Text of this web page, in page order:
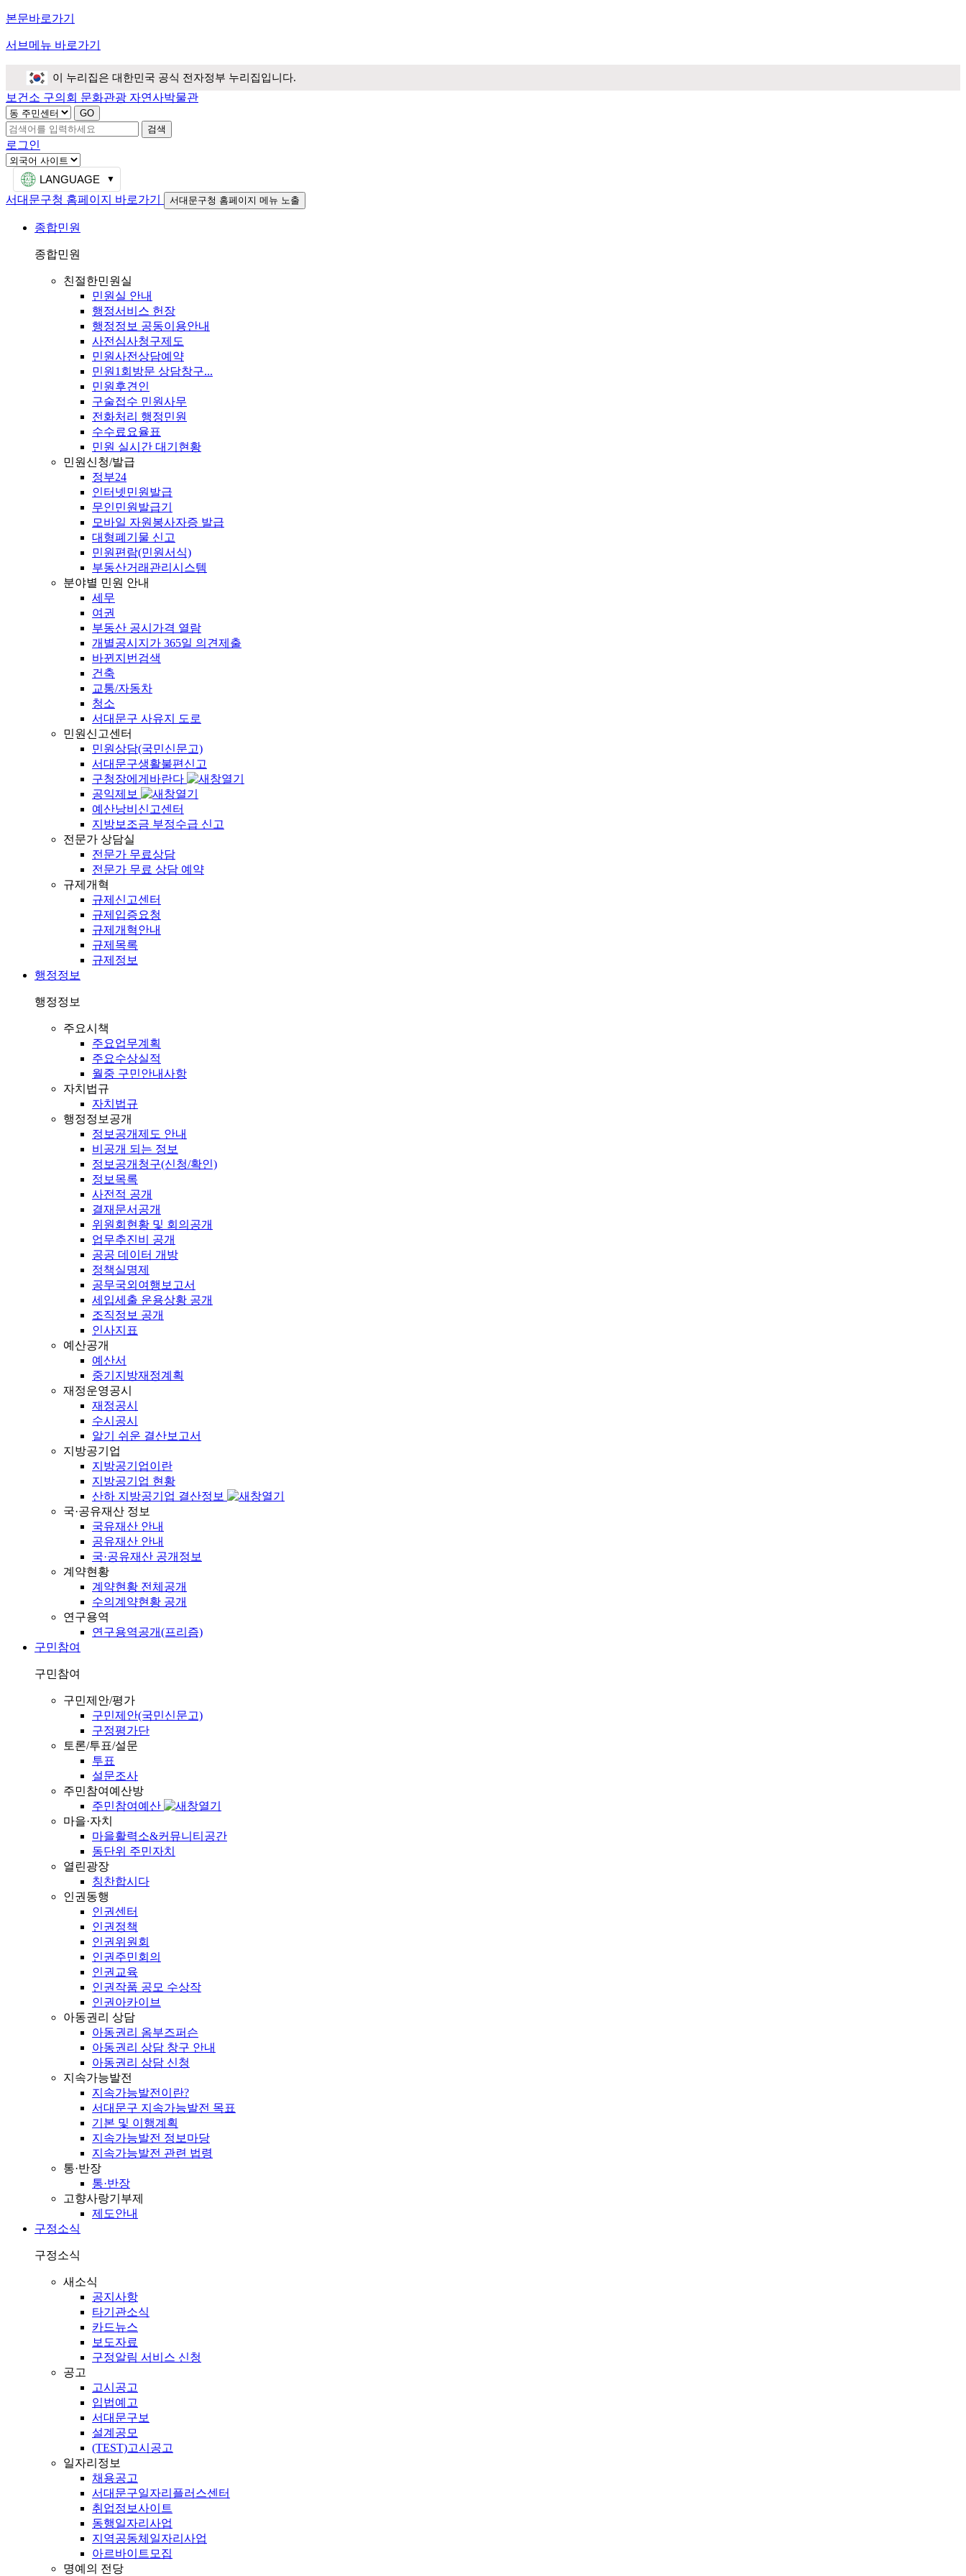
본문바로가기
서브메뉴 바로가기
이 누리집은 대한민국 공식 전자정부 누리집입니다.
보건소 구의회 문화관광 자연사박물관
검색
로그인
LANGUAGE
서대문구청 홈페이지 바로가기
서대문구청 홈페이지 메뉴 노출
종합민원
종합민원
친절한민원실
민원실 안내
행정서비스 헌장
행정정보 공동이용안내
사전심사청구제도
민원사전상담예약
민원1회방문 상담창구...
민원후견인
구술접수 민원사무
전화처리 행정민원
수수료요율표
민원 실시간 대기현황
민원신청/발급
정부24
인터넷민원발급
무인민원발급기
모바일 자원봉사자증 발급
대형폐기물 신고
민원편람(민원서식)
부동산거래관리시스템
분야별 민원 안내
세무
여권
부동산 공시가격 열람
개별공시지가 365일 의견제출
바뀐지번검색
건축
교통/자동차
청소
서대문구 사유지 도로
민원신고센터
민원상담(국민신문고)
서대문구생활불편신고
구청장에게바란다
공익제보
예산낭비신고센터
지방보조금 부정수급 신고
전문가 상담실
전문가 무료상담
전문가 무료 상담 예약
규제개혁
규제신고센터
규제입증요청
규제개혁안내
규제목록
규제정보
행정정보
행정정보
주요시책
주요업무계획
주요수상실적
월중 구민안내사항
자치법규
자치법규
행정정보공개
정보공개제도 안내
비공개 되는 정보
정보공개청구(신청/확인)
정보목록
사전적 공개
결재문서공개
위원회현황 및 회의공개
업무추진비 공개
공공 데이터 개방
정책실명제
공무국외여행보고서
세입세출 운용상황 공개
조직정보 공개
인사지표
예산공개
예산서
중기지방재정계획
재정운영공시
재정공시
수시공시
알기 쉬운 결산보고서
지방공기업
지방공기업이란
지방공기업 현황
산하 지방공기업 결산정보
국·공유재산 정보
국유재산 안내
공유재산 안내
국·공유재산 공개정보
계약현황
계약현황 전체공개
수의계약현황 공개
연구용역
연구용역공개(프리즘)
구민참여
구민참여
구민제안/평가
구민제안(국민신문고)
구정평가단
토론/투표/설문
투표
설문조사
주민참여예산방
주민참여예산
마을·자치
마을활력소&커뮤니티공간
동단위 주민자치
열린광장
칭찬합시다
인권동행
인권센터
인권정책
인권위원회
인권주민회의
인권교육
인권작품 공모 수상작
인권아카이브
아동권리 상담
아동권리 옴부즈퍼슨
아동권리 상담 창구 안내
아동권리 상담 신청
지속가능발전
지속가능발전이란?
서대문구 지속가능발전 목표
기본 및 이행계획
지속가능발전 정보마당
지속가능발전 관련 법령
통·반장
통·반장
고향사랑기부제
제도안내
구정소식
구정소식
새소식
공지사항
타기관소식
카드뉴스
보도자료
구정알림 서비스 신청
공고
고시공고
입법예고
서대문구보
설계공모
(TEST)고시공고
일자리정보
채용공고
서대문구일자리플러스센터
취업정보사이트
동행일자리사업
지역공동체일자리사업
아르바이트모집
명예의 전당